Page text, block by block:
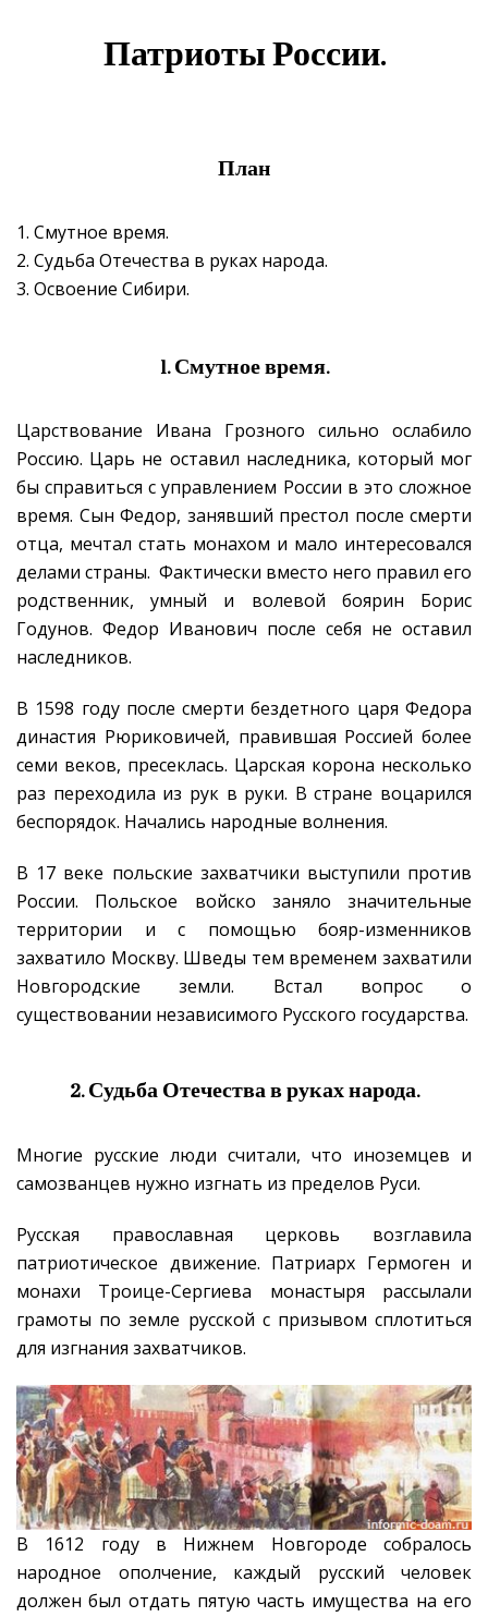
Патриоты России.
План
1. Смутное время.
2. Судьба Отечества в руках народа.
3. Освоение Сибири.
1. Смутное время.
Царствование Ивана Грозного сильно ослабило
Россию. Царь не оставил наследника, который мог
бы справиться с управлением России в это сложное
время. Сын Федор, занявший престол после смерти
отца, мечтал стать монахом и мало интересовался
делами страны. Фактически вместо него правил его
родственник, умный и волевой боярин Борис
Годунов. Федор Иванович после себя не оставил
наследников.
В 1598 году после смерти бездетного царя Федора
династия Рюриковичей, правившая Россией более
семи веков, пресеклась. Царская корона несколько
раз переходила из рук в руки. В стране воцарился
беспорядок. Начались народные волнения.
В 17 веке польские захватчики выступили против
России. Польское войско заняло значительные
территории и с помощью бояр-изменников
захватило Москву. Шведы тем временем захватили
Новгородские земли. Встал вопрос о
существовании независимого Русского государства.
2. Судьба Отечества в руках народа.
Многие русские люди считали, что иноземцев и
самозванцев нужно изгнать из пределов Руси.
Русская православная церковь возглавила
патриотическое движение. Патриарх Гермоген и
монахи Троице-Сергиева монастыря рассылали
грамоты по земле русской с призывом сплотиться
для изгнания захватчиков.
В 1612 году в Нижнем Новгороде собралось
народное ополчение, каждый русский человек
должен был отдать пятую часть имущества на его